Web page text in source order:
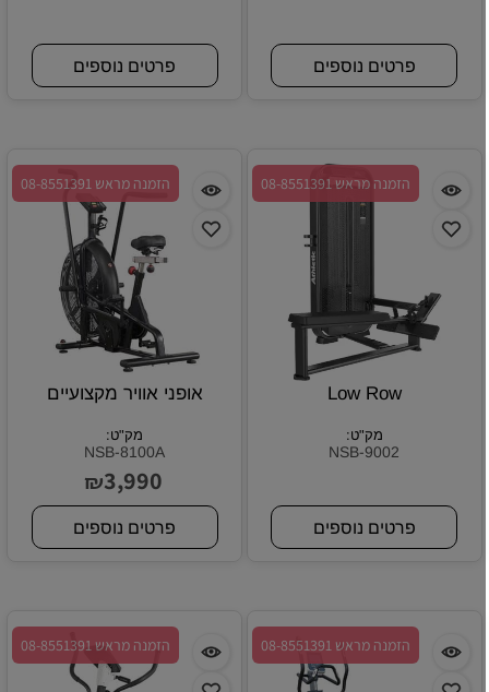
פרטים נוספים פרטים נוספים
הזמנה מראש 08-8551391
Low Row
מק"ט:
NSB-9002
פרטים נוספים
הזמנה מראש 08-8551391
אופני אוויר מקצועיים
מק"ט:
NSB-8100A
₪3,990
פרטים נוספים
הזמנה מראש 08-8551391 הזמנה מראש 08-8551391